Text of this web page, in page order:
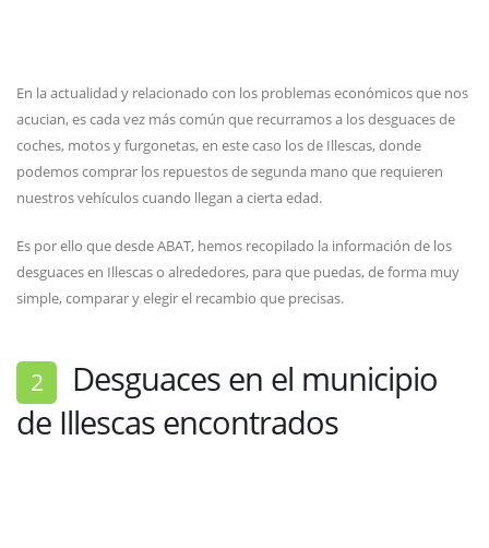
En la actualidad y relacionado con los problemas económicos que nos
acucian, es cada vez más común que recurramos a los desguaces de
coches, motos y furgonetas, en este caso los de Illescas, donde
podemos comprar los repuestos de segunda mano que requieren
nuestros vehículos cuando llegan a cierta edad.
Es por ello que desde ABAT, hemos recopilado la información de los
desguaces en Illescas o alrededores, para que puedas, de forma muy
simple, comparar y elegir el recambio que precisas.
2 Desguaces en el municipio
de Illescas encontrados